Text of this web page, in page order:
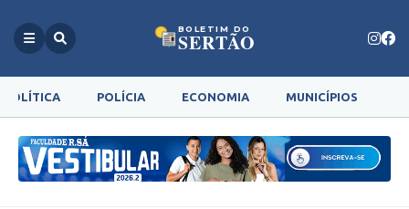
BOLETIM DO
SERTÃO
POLÍTICA POLÍCIA ECONOMIA MUNICÍPIOS